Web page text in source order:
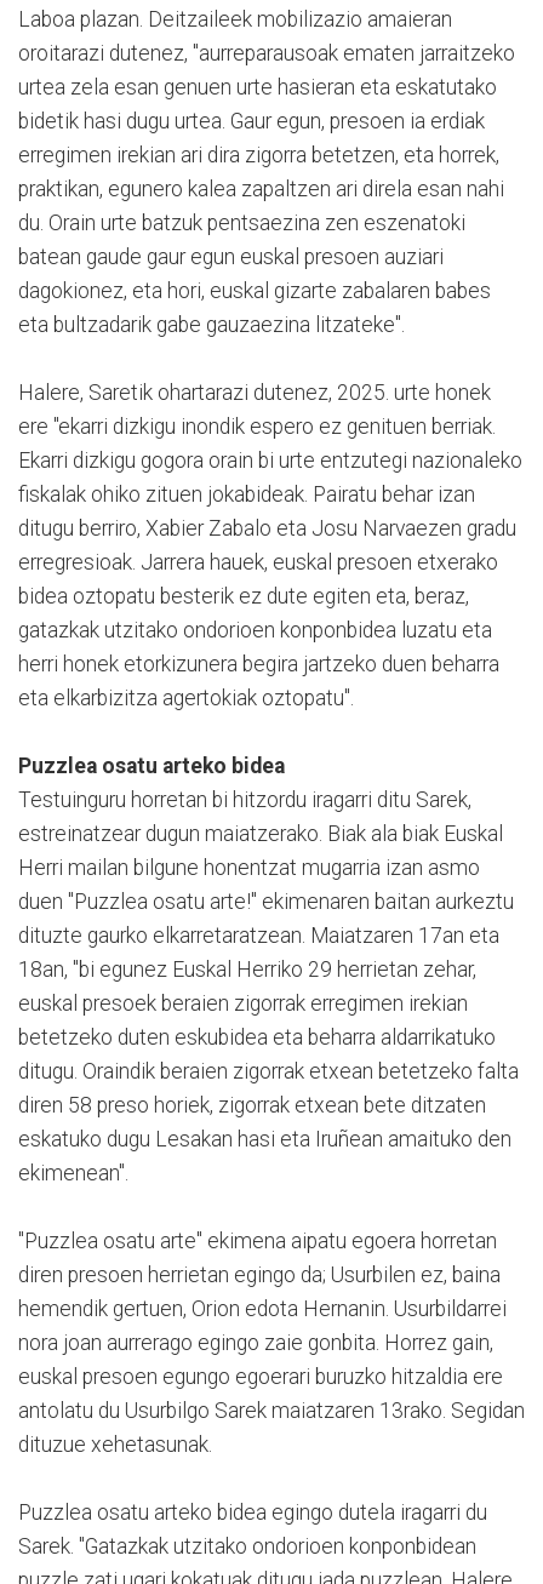
Laboa plazan. Deitzaileek mobilizazio amaieran
oroitarazi dutenez, "aurreparausoak ematen jarraitzeko
urtea zela esan genuen urte hasieran eta eskatutako
bidetik hasi dugu urtea. Gaur egun, presoen ia erdiak
erregimen irekian ari dira zigorra betetzen, eta horrek,
praktikan, egunero kalea zapaltzen ari direla esan nahi
du. Orain urte batzuk pentsaezina zen eszenatoki
batean gaude gaur egun euskal presoen auziari
dagokionez, eta hori, euskal gizarte zabalaren babes
eta bultzadarik gabe gauzaezina litzateke".
Halere, Saretik ohartarazi dutenez, 2025. urte honek
ere "ekarri dizkigu inondik espero ez genituen berriak.
Ekarri dizkigu gogora orain bi urte entzutegi nazionaleko
fiskalak ohiko zituen jokabideak. Pairatu behar izan
ditugu berriro, Xabier Zabalo eta Josu Narvaezen gradu
erregresioak. Jarrera hauek, euskal presoen etxerako
bidea oztopatu besterik ez dute egiten eta, beraz,
gatazkak utzitako ondorioen konponbidea luzatu eta
herri honek etorkizunera begira jartzeko duen beharra
eta elkarbizitza agertokiak oztopatu".
Puzzlea osatu arteko bidea
Testuinguru horretan bi hitzordu iragarri ditu Sarek,
estreinatzear dugun maiatzerako. Biak ala biak Euskal
Herri mailan bilgune honentzat mugarria izan asmo
duen "Puzzlea osatu arte!" ekimenaren baitan aurkeztu
dituzte gaurko elkarretaratzean. Maiatzaren 17an eta
18an, "bi egunez Euskal Herriko 29 herrietan zehar,
euskal presoek beraien zigorrak erregimen irekian
betetzeko duten eskubidea eta beharra aldarrikatuko
ditugu. Oraindik beraien zigorrak etxean betetzeko falta
diren 58 preso horiek, zigorrak etxean bete ditzaten
eskatuko dugu Lesakan hasi eta Iruñean amaituko den
ekimenean".
"Puzzlea osatu arte" ekimena aipatu egoera horretan
diren presoen herrietan egingo da; Usurbilen ez, baina
hemendik gertuen, Orion edota Hernanin. Usurbildarrei
nora joan aurrerago egingo zaie gonbita. Horrez gain,
euskal presoen egungo egoerari buruzko hitzaldia ere
antolatu du Usurbilgo Sarek maiatzaren 13rako. Segidan
dituzue xehetasunak.
Puzzlea osatu arteko bidea egingo dutela iragarri du
Sarek. "Gatazkak utzitako ondorioen konponbidean